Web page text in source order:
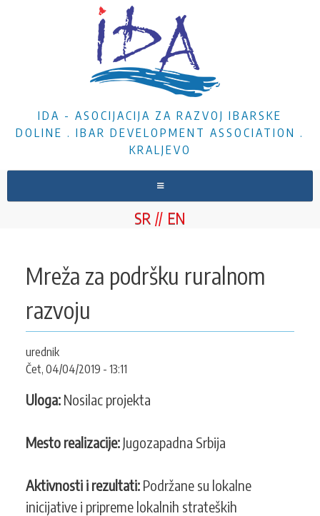
IDA - ASOCIJACIJA ZA RAZVOJ IBARSKE
DOLINE . IBAR DEVELOPMENT ASSOCIATION .
KRALJEVO
PROJEKTI
DOKUMENTA
KONTAKT
SEARCH
PRETRAGA
SR EN
Mreža za podršku ruralnom
razvoju
urednik
Čet, 04/04/2019 - 13:11
Uloga: Nosilac projekta
Mesto realizacije: Jugozapadna Srbija
Aktivnosti i rezultati: Podržane su lokalne
inicijative i pripreme lokalnih strateških